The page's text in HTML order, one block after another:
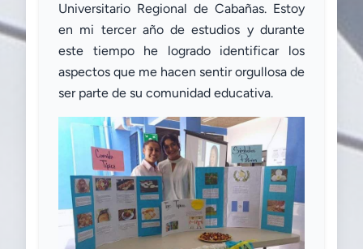
Universitario Regional de Cabañas. Estoy
en mi tercer año de estudios y durante
este tiempo he logrado identificar los
aspectos que me hacen sentir orgullosa de
ser parte de su comunidad educativa.